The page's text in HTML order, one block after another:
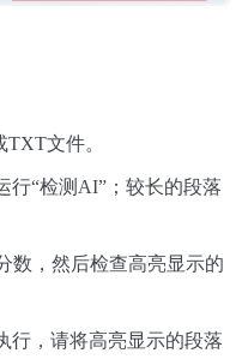
文件。
行“检测AI”；较长的段落
数，然后检查高亮显示的
行，请将高亮显示的段落